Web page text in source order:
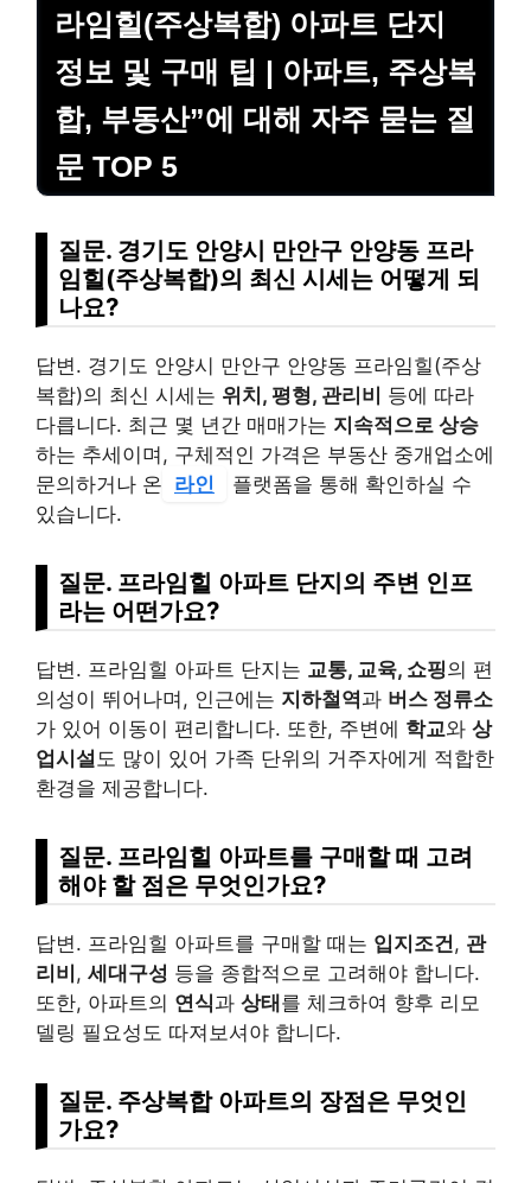
라임힐(주상복합) 아파트 단지
정보 및 구매 팁 | 아파트, 주상복
합, 부동산”에 대해 자주 묻는 질
문 TOP 5
질문. 경기도 안양시 만안구 안양동 프라
임힐(주상복합)의 최신 시세는 어떻게 되
나요?
답변. 경기도 안양시 만안구 안양동 프라임힐(주상
복합)의 최신 시세는 위치, 평형, 관리비 등에 따라
다릅니다. 최근 몇 년간 매매가는 지속적으로 상승
하는 추세이며, 구체적인 가격은 부동산 중개업소에
문의하거나 온 라인
플랫폼을 통해 확인하실 수
있습니다.
질문. 프라임힐 아파트 단지의 주변 인프
라는 어떤가요?
답변. 프라임힐 아파트 단지는 교통, 교육, 쇼핑의 편
의성이 뛰어나며, 인근에는 지하철역과 버스 정류소
가 있어 이동이 편리합니다. 또한, 주변에 학교와 상
업시설 도 많이 있어 가족 단위의 거주자에게 적합한
환경을 제공합니다.
질문. 프라임힐 아파트를 구매할 때 고려
해야 할 점은 무엇인가요?
답변. 프라임힐 아파트를 구매할 때는 입지조건, 관
리비, 세대구성 등을 종합적으로 고려해야 합니다.
또한, 아파트의 연식과 상태를 체크하여 향후 리모
델링 필요성도 따져보셔야 합니다.
질문. 주상복합 아파트의 장점은 무엇인
가요?